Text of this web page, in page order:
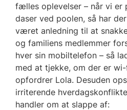
fælles oplevelser – når vi er
daser ved poolen, så har
været anledning til at
og familiens medlemmer
hver sin mobiltelefon – så
med at tjekke, om der er
opfordrer Lola. Desuden
irriterende
handler om at slappe af: